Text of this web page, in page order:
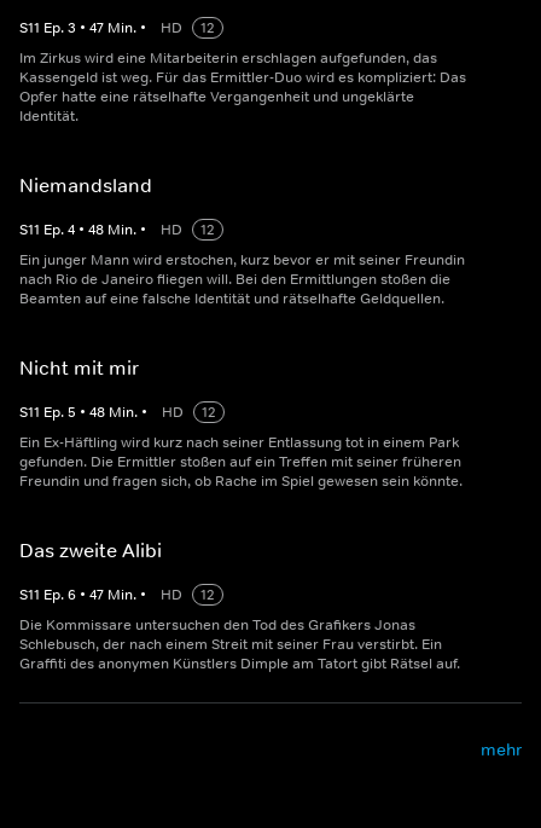
S11 Ep.3 • 47 Min. • HD
12
Im Zirkus wird eine Mitarbeiterin erschlagen aufgefunden, das
Kassengeld ist weg. Für das Ermittler-Duo wird es kompliziert: Das
Opfer hatte eine rätselhafte Vergangenheit und ungeklärte
Identität.
Niemandsland
S11 Ep.4 • 48 Min. • HD
12
Ein junger Mann wird erstochen, kurz bevor er mit seiner Freundin
nach Rio de Janeiro fliegen will. Bei den Ermittlungen stoßen die
Beamten auf eine falsche Identität und rätselhafte Geldquellen.
Nicht mit mir
S11 Ep.5 • 48 Min. • HD
12
Ein Ex-Häftling wird kurz nach seiner Entlassung tot in einem Park
gefunden. Die Ermittler stoßen auf ein Treffen mit seiner früheren
Freundin und fragen sich, ob Rache im Spiel gewesen sein könnte.
Das zweite Alibi
S11 Ep.6 • 47 Min. • HD
12
Die Kommissare untersuchen den Tod des Grafikers Jonas
Schlebusch, der nach einem Streit mit seiner Frau verstirbt. Ein
Graffiti des anonymen Künstlers Dimple am Tatort gibt Rätsel auf.
mehr